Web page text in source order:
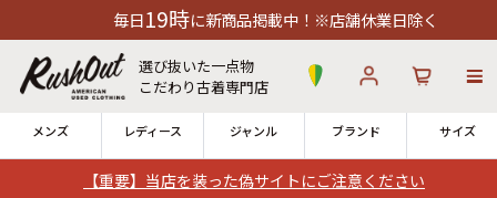
【重要】当店を装った偽サイトにご注意ください
に新商品掲載中！※店舗休業日除く
選び抜いた一点物
こだわり古着専門店
メンズ レディース ジャンル ブランド サイズ